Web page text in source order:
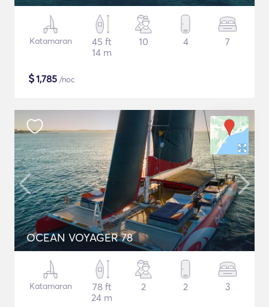
Katamaran
45 ft
14 m
10 4 7
$1,785 /noc
OCEAN VOYAGER 78
Katamaran
78 ft
24 m
2 2 3